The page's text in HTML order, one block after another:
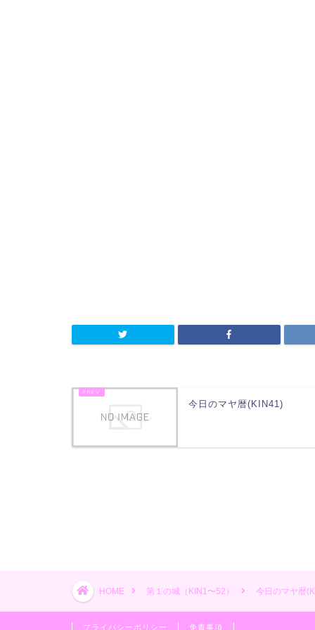
今日のマヤ暦(KIN41)
HOME 第１の城（KIN1〜52） 今日のマヤ暦
プライバシーポリシー 免責事項